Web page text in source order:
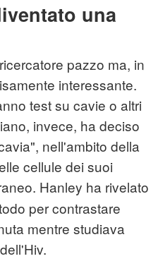
una
pazzo ma, in
interessante.
test su cavie o altri
invece, ha deciso
nell'ambito della
cellule dei suoi
Hanley ha rivelato
per contrastare
mentre studiava